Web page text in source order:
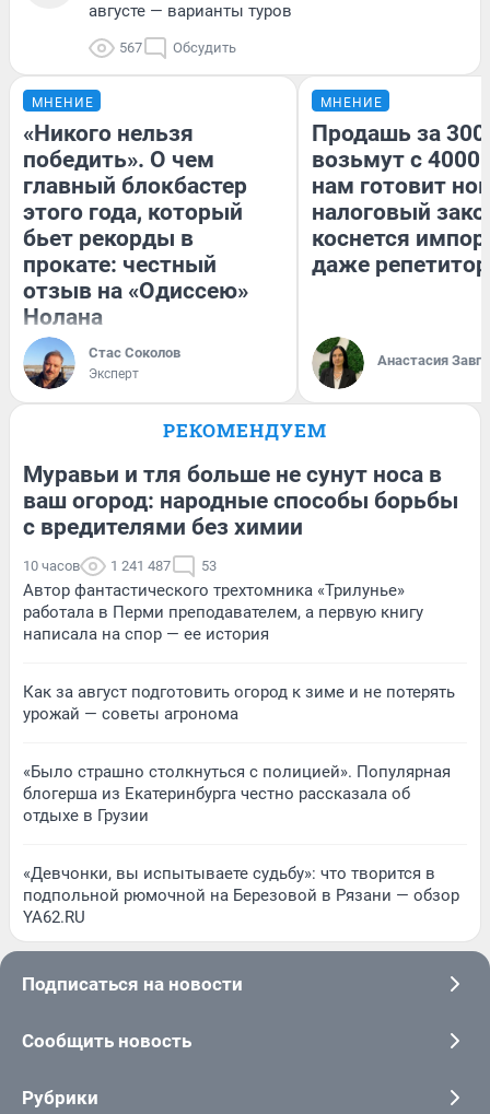
августе — варианты туров
567 Обсудить
МНЕНИЕ
«Никого нельзя
победить». О чем
главный блокбастер
этого года, который
бьет рекорды в
прокате: честный
отзыв на «Одиссею»
Нолана
Стас Соколов
Эксперт
МНЕНИЕ
Продашь за
возьмут с
нам готовит
налоговый
коснется
даже
Анастасия
РЕКОМЕНДУЕМ
Муравьи и тля больше не сунут носа в
ваш огород: народные способы борьбы
с вредителями без химии
10 часов 1 241 487 53
Автор фантастического трехтомника «Трилунье»
работала в Перми преподавателем, а первую книгу
написала на спор — ее история
Как за август подготовить огород к зиме и не потерять
урожай — советы агронома
«Было страшно столкнуться с полицией». Популярная
блогерша из Екатеринбурга честно рассказала об
отдыхе в Грузии
«Девчонки, вы испытываете судьбу»: что творится в
подпольной рюмочной на Березовой в Рязани — обзор
YA62.RU
Подписаться на новости
Сообщить новость
Рубрики